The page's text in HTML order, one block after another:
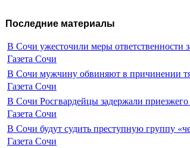
Последние материалы
В Сочи ужесточили меры ответственности
Газета Сочи
В Сочи мужчину обвиняют в причинении
Газета Сочи
В Сочи Росгвардейцы задержали
Газета Сочи
В Сочи будут судить преступную группу
Газета Сочи